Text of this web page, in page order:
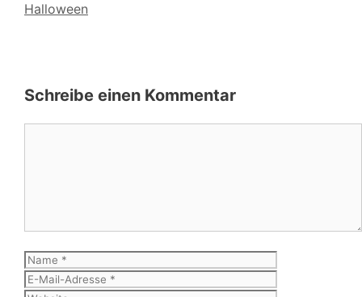
Halloween
Schreibe einen Kommentar
Name